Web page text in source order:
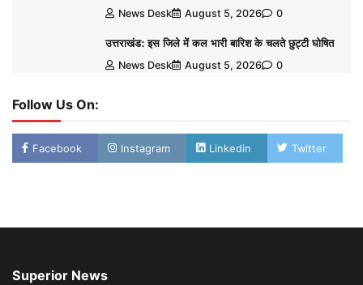
News Desk August 5, 2026 0
उत्तराखंड: इस जिले में कल भारी बारिश के चलते छुट्टी घोषित
News Desk August 5, 2026 0
Follow Us On:
Facebook Instagram Linkedin Twitter
Superior News